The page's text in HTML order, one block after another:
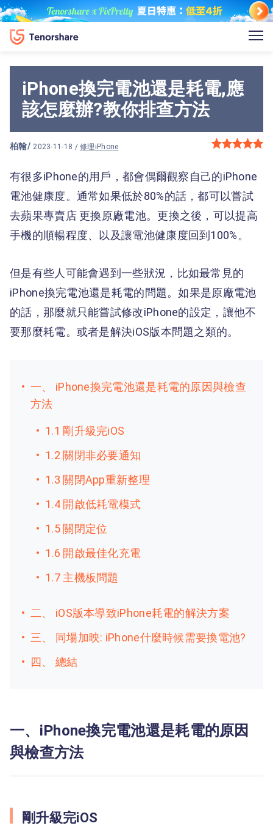
iPhone換完電池還是耗電,應
該怎麼辦?教你排查方法
柏翰/ 2023-11-18 /修理iPhone
有很多iPhone的用戶，都會偶爾觀察自己的iPhone
電池健康度。通常如果低於80%的話，都可以嘗試
去蘋果專賣店 更換原廠電池。更換之後，可以提高
手機的順暢程度、以及讓電池健康度回到100%。
但是有些人可能會遇到一些狀況，比如最常見的
iPhone換完電池還是耗電的問題。如果是原廠電池
的話，那麼就只能嘗試修改iPhone的設定，讓他不
要那麼耗電。或者是解決iOS版本問題之類的。
一、 iPhone換完電池還是耗電的原因與檢查
方法
1.1 剛升級完iOS
1.2 關閉非必要通知
1.3 關閉App重新整理
1.4 開啟低耗電模式
1.5 關閉定位
1.6 開啟最佳化充電
1.7 主機板問題
二、 iOS版本導致iPhone耗電的解決方案
三、 同場加映: iPhone什麼時候需要換電池?
四、 總結
一、iPhone換完電池還是耗電的原因
與檢查方法
剛升級完iOS